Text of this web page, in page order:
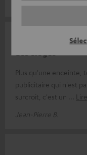
des éloges
Plus qu'une enceinte,
publicitaire qui n'est
surcroit, c'est un
Jean-Pierre B.